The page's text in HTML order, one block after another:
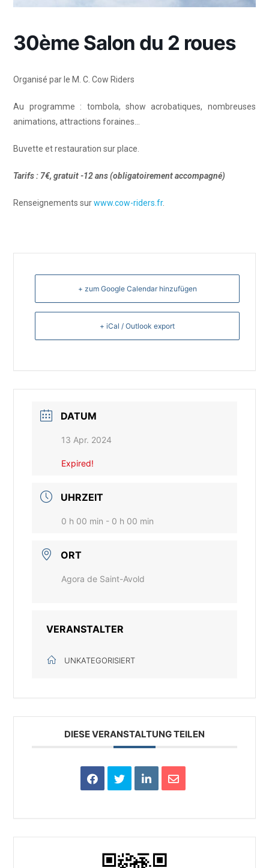
30ème Salon du 2 roues
Organisé par le M. C. Cow Riders
Au programme : tombola, show acrobatiques, nombreuses
animations, attractions foraines…
Buvette et restauration sur place.
Tarifs : 7€, gratuit -12 ans (obligatoirement accompagné)
Renseignements surwww.cow-riders.fr.
+ zum Google Calendar hinzufügen
+ iCal / Outlook export
DATUM
13 Apr. 2024
Expired!
UHRZEIT
0 h 00 min - 0 h 00 min
ORT
Agora de Saint-Avold
VERANSTALTER
UNKATEGORISIERT
DIESE VERANSTALTUNG TEILEN